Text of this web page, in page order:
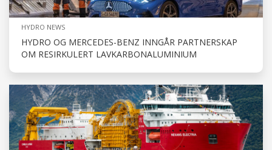
HYDRO NEWS
HYDRO OG MERCEDES-BENZ INNGÅR PARTNERSKAP
OM RESIRKULERT LAVKARBONALUMINIUM